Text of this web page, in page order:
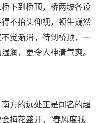
下到桥顶，桥两坡各设
不抬头仰视，顿生巍然
觉渐消，待到桥顶，一
润，更令人神清气爽。
方的远处正是闻名的超
梅花盛开，“春风度我